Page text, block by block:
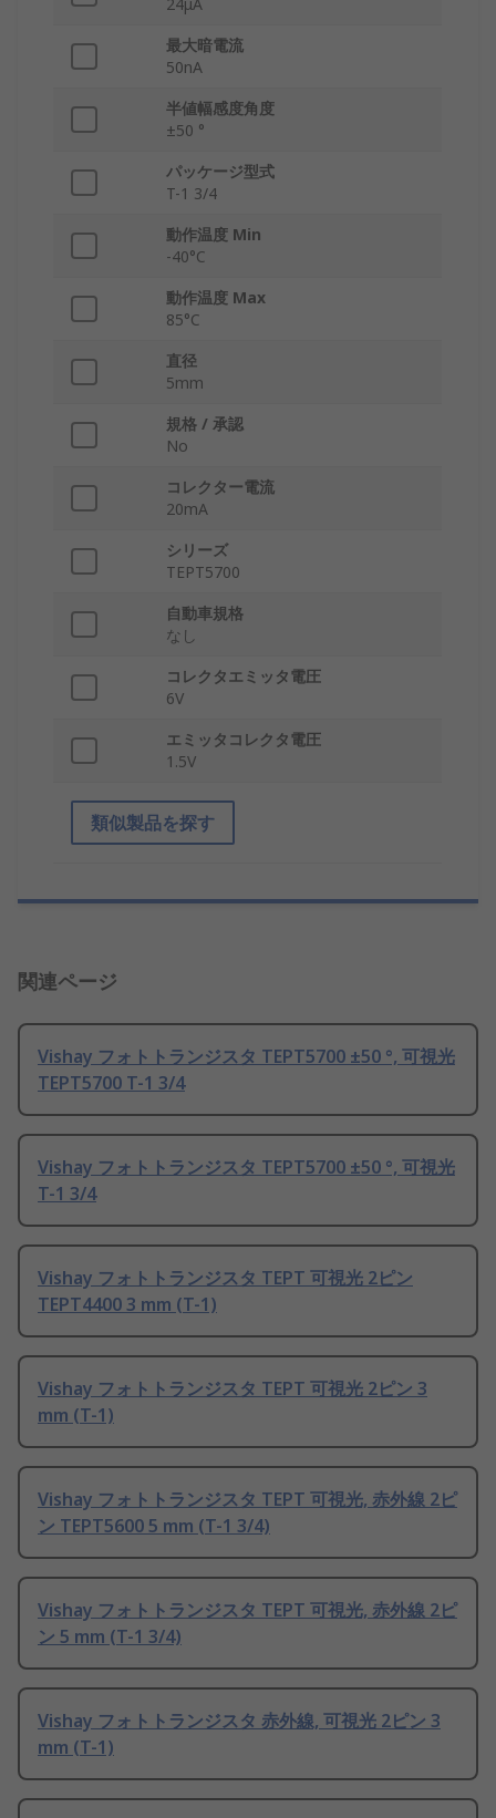
24μA
最大暗電流
50nA
半値幅感度角度
±50 °
パッケージ型式
T-1 3/4
動作温度 Min
-40°C
動作温度 Max
85°C
直径
5mm
規格 / 承認
No
コレクター電流
20mA
シリーズ
TEPT5700
自動車規格
なし
コレクタエミッタ電圧
6V
エミッタコレクタ電圧
1.5V
類似製品を探す
関連ページ
Vishay フォトトランジスタ TEPT5700 ±50 °, 可視光
TEPT5700 T-1 3/4
Vishay フォトトランジスタ TEPT5700 ±50 °, 可視光
T-1 3/4
Vishay フォトトランジスタ TEPT 可視光 2ピン
TEPT4400 3 mm (T-1)
Vishay フォトトランジスタ TEPT 可視光 2ピン 3
mm (T-1)
Vishay フォトトランジスタ TEPT 可視光, 赤外線 2ピ
ン TEPT5600 5 mm (T-1 3/4)
Vishay フォトトランジスタ TEPT 可視光, 赤外線 2ピ
ン 5 mm (T-1 3/4)
Vishay フォトトランジスタ 赤外線, 可視光 2ピン 3
mm (T-1)